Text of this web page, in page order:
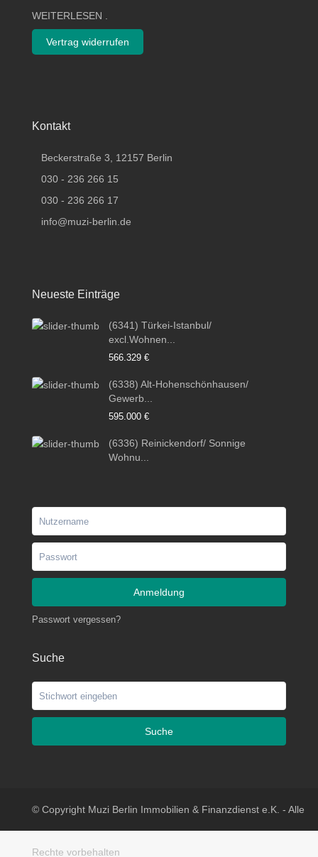
WEITERLESEN
Vertrag widerrufen
Kontakt
Beckerstraße 3, 12157 Berlin
030 - 236 266 15
030 - 236 266 17
info@muzi-berlin.de
Neueste Einträge
(6341) Türkei-Istanbul/
excl.Wohnen...
566.329 €
(6338) Alt-Hohenschönhausen/
Gewerb...
595.000 €
(6336) Reinickendorf/ Sonnige
Wohnu...
Anmeldung
Passwort vergessen?
Suche
Suche
© Copyright Muzi Berlin Immobilien & Finanzdienst e.K. - Alle
Rechte vorbehalten